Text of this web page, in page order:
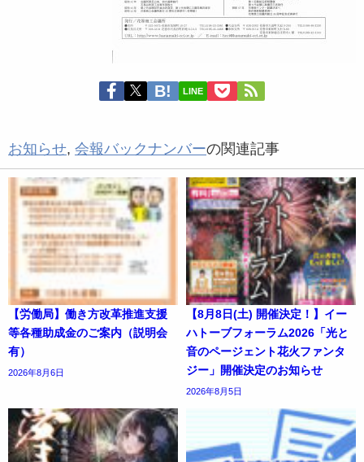
LINE
お知らせ, 会報バックナンバーの関連記事
【労働局】働き方改革推進支援
等各種助成金のご案内（説明会
有）
2026年8月6日
【8月8日(土) 開催決定！】イー
ハトーブフォーラム2026「光と
音のページェント花火ファンタ
ジー」開催決定のお知らせ
2026年8月5日